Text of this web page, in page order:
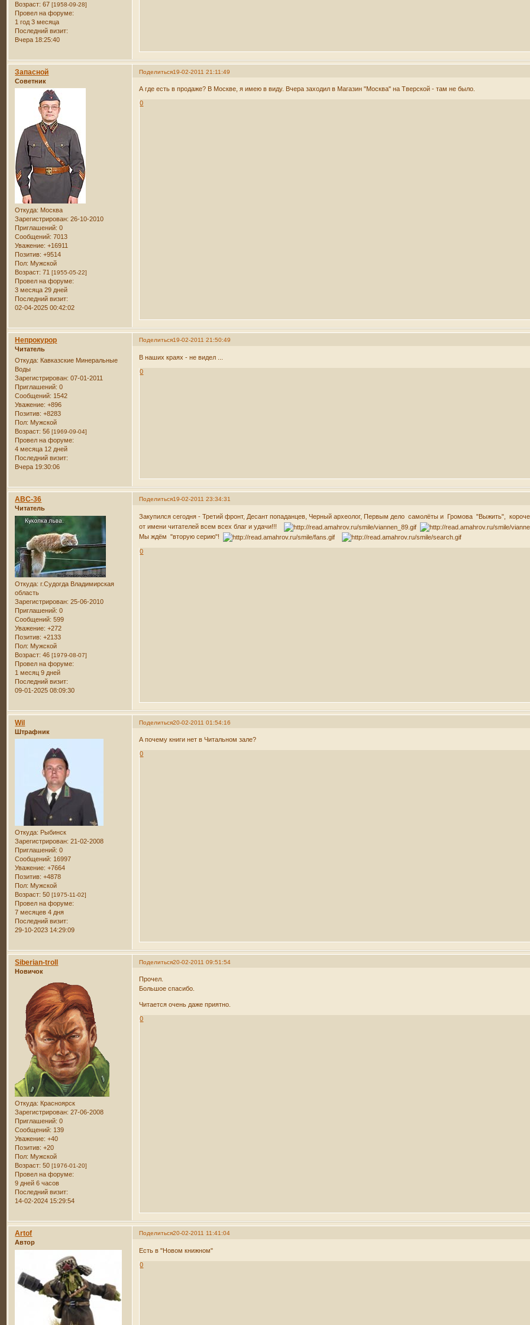
Возраст: 67[1958-09-28]
Провел на форуме:
1 год 3 месяца
Последний визит:
Вчера 18:25:40
Поделиться19-02-2011 21:11:49
Запасной
Советник
Откуда: Москва
Зарегистрирован: 26-10-2010
Приглашений: 0
Сообщений: 7013
Уважение: +16911
Позитив: +9514
Пол: Мужской
Возраст: 71[1955-05-22]
Провел на форуме:
3 месяца 29 дней
Последний визит:
02-04-2025 00:42:02
А где есть в продаже? В Москве, я имею в виду. Вчера заходил в Магазин "Москва" на Тверской - там не было.
0
Поделиться19-02-2011 21:50:49
Непрокурор
Читатель
Откуда: Кавказские Минеральные
Воды
Зарегистрирован: 07-01-2011
Приглашений: 0
Сообщений: 1542
Уважение: +896
Позитив: +8283
Пол: Мужской
Возраст: 56[1969-09-04]
Провел на форуме:
4 месяца 12 дней
Последний визит:
Вчера 19:30:06
В наших краях - не видел ...
0
Поделиться19-02-2011 23:34:31
АВС-36
Читатель
Откуда: г.Судогда Владимирская
область
Зарегистрирован: 25-06-2010
Приглашений: 0
Сообщений: 599
Уважение: +272
Позитив: +2133
Пол: Мужской
Возраст: 46[1979-08-07]
Провел на форуме:
1 месяц 9 дней
Последний визит:
09-01-2025 08:09:30
Закупился сегодня - Третий фронт, Десант попаданцев, Черный археолог, Первым дело самолёты и Громова "Выжить",
от имени читателей всем всех благ и удачи!!!
Мы ждём "вторую серию"!
0
Поделиться20-02-2011 01:54:16
Wil
Штрафник
Откуда: Рыбинск
Зарегистрирован: 21-02-2008
Приглашений: 0
Сообщений: 16997
Уважение: +7664
Позитив: +4878
Пол: Мужской
Возраст: 50[1975-11-02]
Провел на форуме:
7 месяцев 4 дня
Последний визит:
29-10-2023 14:29:09
А почему книги нет в Читальном зале?
0
Поделиться20-02-2011 09:51:54
Siberian-troll
Новичок
Откуда: Красноярск
Зарегистрирован: 27-06-2008
Приглашений: 0
Сообщений: 139
Уважение: +40
Позитив: +20
Пол: Мужской
Возраст: 50[1976-01-20]
Провел на форуме:
9 дней 6 часов
Последний визит:
14-02-2024 15:29:54
Прочел.
Большое спасибо.
Читается очень даже приятно.
0
Поделиться20-02-2011 11:41:04
Artof
Автор
Есть в "Новом книжном"
0